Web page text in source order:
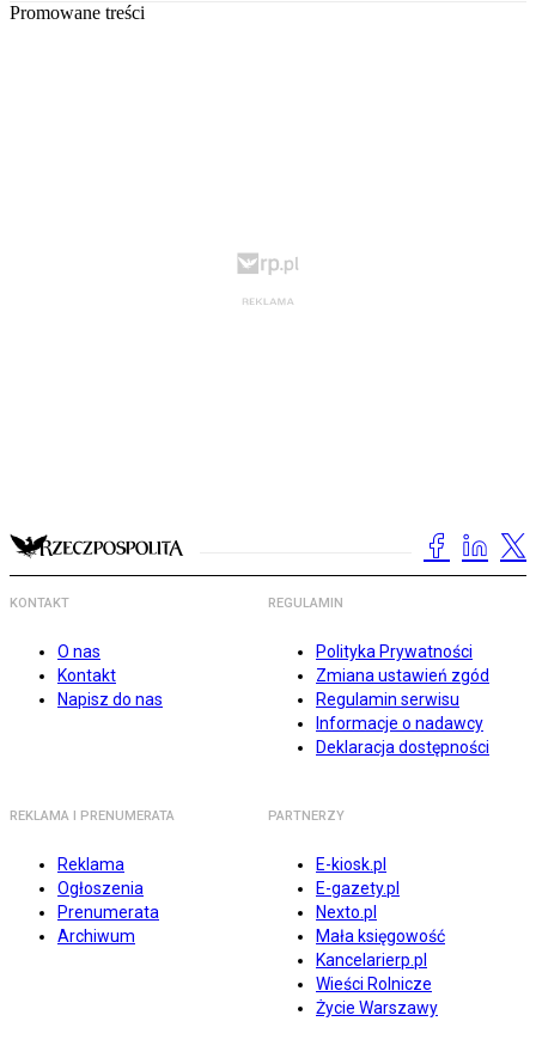
Promowane treści
KONTAKT
O nas
Kontakt
Napisz do nas
REGULAMIN
Polityka Prywatności
Zmiana ustawień zgód
Regulamin serwisu
Informacje o nadawcy
Deklaracja dostępności
REKLAMA I PRENUMERATA
Reklama
Ogłoszenia
Prenumerata
Archiwum
PARTNERZY
E-kiosk.pl
E-gazety.pl
Nexto.pl
Mała księgowość
Kancelarierp.pl
Wieści Rolnicze
Życie Warszawy